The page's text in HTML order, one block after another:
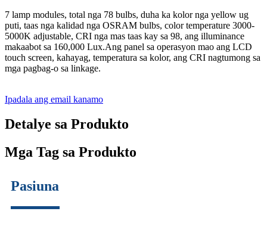
7 lamp modules, total nga 78 bulbs, duha ka kolor nga yellow ug
puti, taas nga kalidad nga OSRAM bulbs, color temperature 3000-
5000K adjustable, CRI nga mas taas kay sa 98, ang illuminance
makaabot sa 160,000 Lux.Ang panel sa operasyon mao ang LCD
touch screen, kahayag, temperatura sa kolor, ang CRI nagtumong sa
mga pagbag-o sa linkage.
Ipadala ang email kanamo
Detalye sa Produkto
Mga Tag sa Produkto
Pasiuna